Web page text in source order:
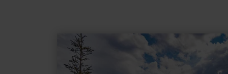
erfahren
Wohnmobilstellplatz
Masburg